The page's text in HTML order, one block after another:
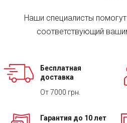
Наши специалисты
соответствующий
Бесплатная
доставка
От 7000 грн.
Гарантия до 10 лет